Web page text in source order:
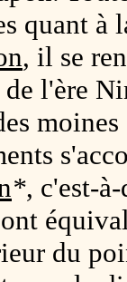
quant à
, il se
de l'ère
*, c'est-
du